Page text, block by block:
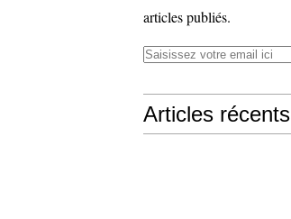
articles publiés.
Articles récents